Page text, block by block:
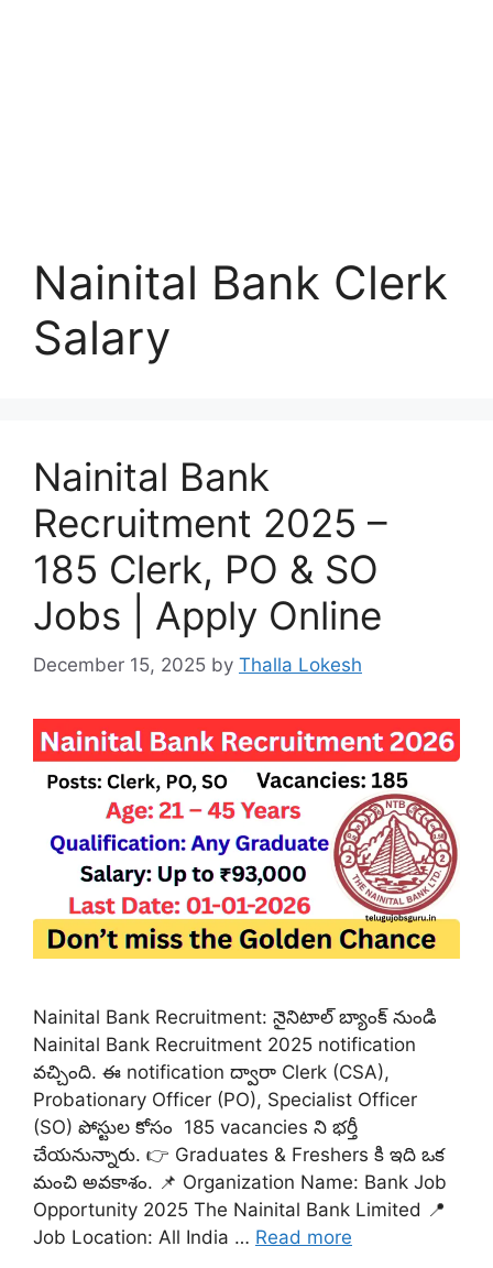
Nainital Bank Clerk
Salary
Nainital Bank
Recruitment 2025 –
185 Clerk, PO & SO
Jobs | Apply Online
December 15, 2025 by Thalla Lokesh
Nainital Bank Recruitment: నైని‌టాల్ బ్యాంక్ నుండి
Nainital Bank Recruitment 2025 notification
వచ్చింది. ఈ notification ద్వారా Clerk (CSA),
Probationary Officer (PO), Specialist Officer
(SO) పోస్టుల కోసం 185 vacancies ని భర్తీ
చేయనున్నారు. 👉 Graduates & Freshers కి ఇది ఒక
మంచి అవకాశం. 📌 Organization Name: Bank Job
Opportunity 2025 The Nainital Bank Limited 📍
Job Location: All India … Read more